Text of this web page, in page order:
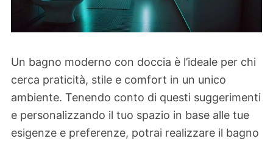
Un bagno moderno con doccia è l’ideale per chi
cerca praticità, stile e comfort in un unico
ambiente. Tenendo conto di questi suggerimenti
e personalizzando il tuo spazio in base alle tue
esigenze e preferenze, potrai realizzare il bagno